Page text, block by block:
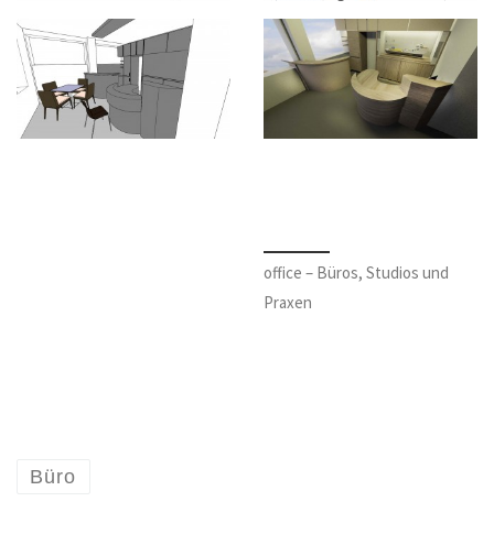
office – Büros, Studios und
Praxen
Büro